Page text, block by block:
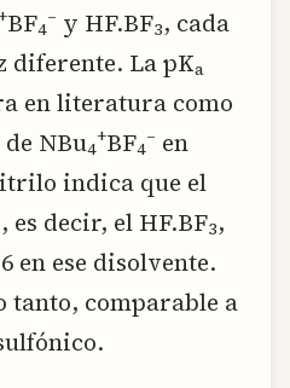
BF4
– y HF.BF3, cada
diferente. La pKa
en literatura como
NBu4
+BF4
– en
indica que el
decir, el HF.BF3,
en ese disolvente.
tanto, comparable a